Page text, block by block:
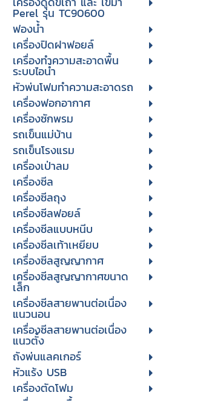
Perel รุ่น TC90600
ฟองน้ำ
เครื่องปิดฝาฟอยล์
เครื่องทำความสะอาดพื้น
ระบบไอน้ำ
หัวพ่นโฟมทำความสะอาดรถ
เครื่องฟอกอากาศ
เครื่องซักพรม
รถเข็นแม่บ้าน
รถเข็นโรงแรม
เครื่องเป่าลม
เครื่องซีล
เครื่องซีลถุง
เครื่องซีลฟอยล์
เครื่องซีลแบบหนีบ
เครื่องซีลเท้าเหยียบ
เครื่องซีลสูญญากาศ
เครื่องซีลสูญญากาศขนาด
เล็ก
เครื่องซีลสายพานต่อเนื่อง
แนวนอน
เครื่องซีลสายพานต่อเนื่อง
แนวตั้ง
ถังพ่นแลคเกอร์
หัวแร้ง USB
เครื่องตัดโฟม